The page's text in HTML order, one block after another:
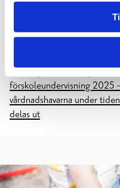
Vår årliga utvärdering av
förskoleundervisning 2025
vårdnadshavarna under
delas ut